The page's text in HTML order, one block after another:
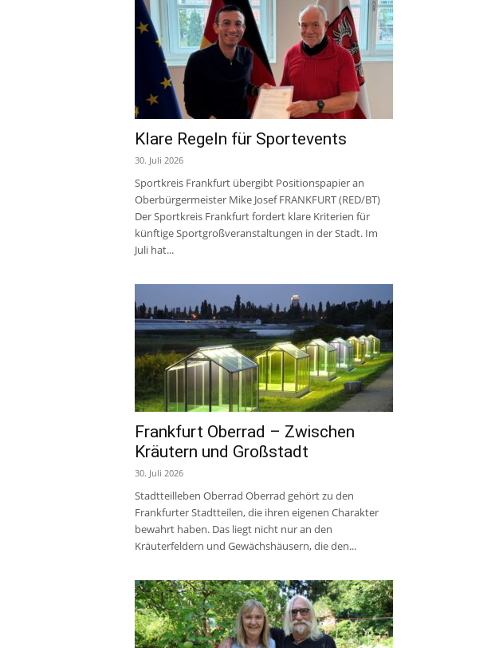
Klare Regeln für Sportevents
30. Juli 2026
Sportkreis Frankfurt übergibt Positionspapier an
Oberbürgermeister Mike Josef FRANKFURT (RED/BT)
Der Sportkreis Frankfurt fordert klare Kriterien für
künftige Sportgroßveranstaltungen in der Stadt. Im
Juli hat...
Frankfurt Oberrad – Zwischen
Kräutern und Großstadt
30. Juli 2026
Stadtteilleben Oberrad Oberrad gehört zu den
Frankfurter Stadtteilen, die ihren eigenen Charakter
bewahrt haben. Das liegt nicht nur an den
Kräuterfeldern und Gewächshäusern, die den...